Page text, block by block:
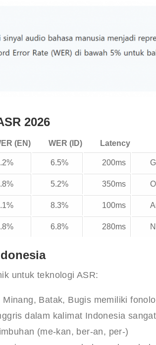
2026
(EN) WER (ID) Latency
6.5% 200ms
5.2% 350ms
8.3% 100ms
6.8% 280ms
untuk teknologi ASR:
Minang, Batak, Bugis memiliki
dalam kalimat Indonesia
(me-kan, ber-an, per-)